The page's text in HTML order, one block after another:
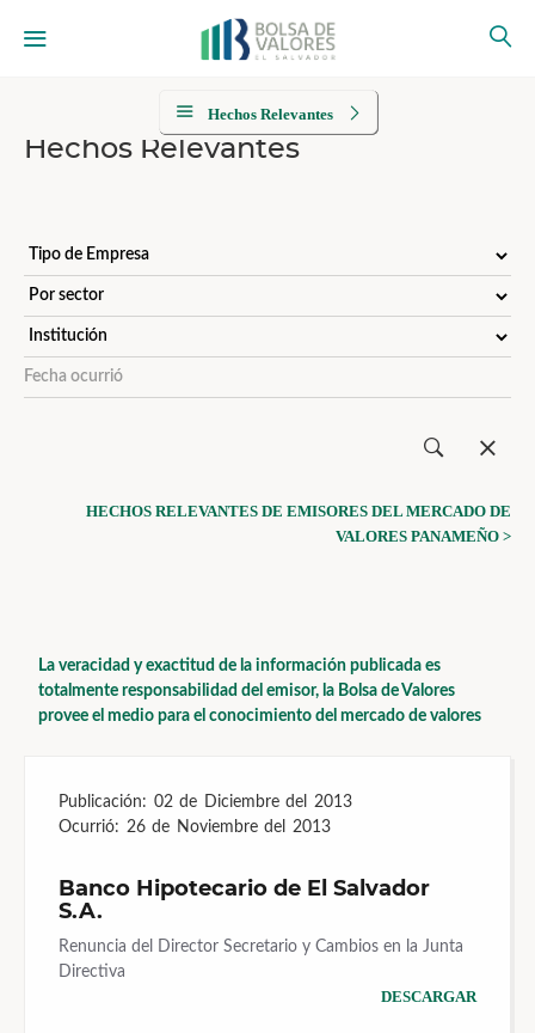
Hechos Relevantes
Hechos Relevantes
HECHOS RELEVANTES DE EMISORES DEL MERCADO DE
VALORES PANAMEÑO >
La veracidad y exactitud de la información publicada es
totalmente responsabilidad del emisor, la Bolsa de Valores
provee el medio para el conocimiento del mercado de valores
Publicación: 02 de Diciembre del 2013
Ocurrió: 26 de Noviembre del 2013
Banco Hipotecario de El Salvador
S.A.
Renuncia del Director Secretario y Cambios en la Junta
Directiva
DESCARGAR